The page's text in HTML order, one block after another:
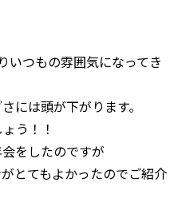
いつもの雰囲気になってき
には頭が下がります。
う！！
をしたのですが
とてもよかったのでご紹介